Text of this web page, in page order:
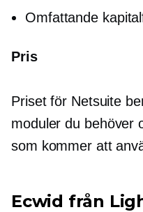
Omfattande
Pris
Priset för Netsuite
moduler du behöver
som kommer att
Ecwid från